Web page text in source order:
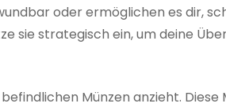
oder ermöglichen es dir,
sie strategisch ein, um deine
Münzen anzieht. Diese